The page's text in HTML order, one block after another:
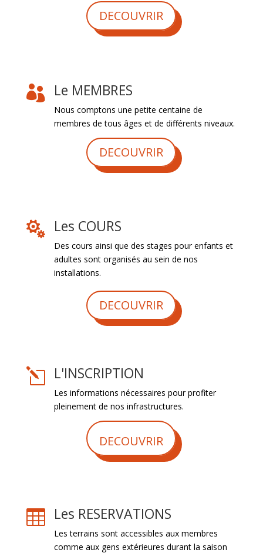
DECOUVRIR
 Le MEMBRES
Nous comptons une petite centaine de
membres de tous âges et de différents niveaux.
DECOUVRIR
 Les COURS
Des cours ainsi que des stages pour enfants et
adultes sont organisés au sein de nos
installations.
DECOUVRIR
l L'INSCRIPTION
Les informations nécessaires pour profiter
pleinement de nos infrastructures.
DECOUVRIR
 Les RESERVATIONS
Les terrains sont accessibles aux membres
comme aux gens extérieures durant la saison